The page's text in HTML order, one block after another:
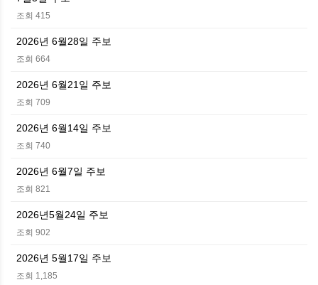
조회 415
2026년 6월28일 주보
조회 664
2026년 6월21일 주보
조회 709
2026년 6월14일 주보
조회 740
2026년 6월7일 주보
조회 821
2026년5월24일 주보
조회 902
2026년 5월17일 주보
조회 1,185